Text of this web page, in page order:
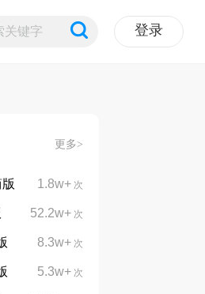
登录
更多>
1.8w+ 次
52.2w+ 次
8.3w+ 次
5.3w+ 次